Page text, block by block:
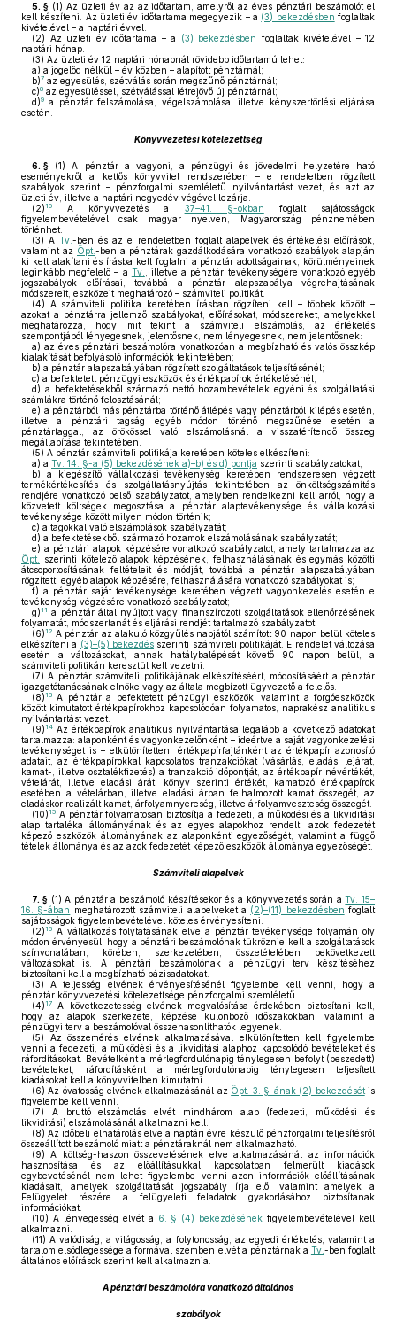
5. § (1) Az üzleti év az az időtartam, amelyről az éves pénztári beszámolót el
kell készíteni. Az üzleti év időtartama megegyezik – a (3) bekezdésben foglaltak
kivételével – a naptári évvel.
(2) Az üzleti év időtartama – a (3) bekezdésben foglaltak kivételével – 12
naptári hónap.
(3) Az üzleti év 12 naptári hónapnál rövidebb időtartamú lehet:
a) a jogelőd nélkül – év közben – alapított pénztárnál;
b)7 az egyesülés, szétválás során megszűnő pénztárnál;
c)8 az egyesüléssel, szétválással létrejövő új pénztárnál;
d)9 a pénztár felszámolása, végelszámolása, illetve kényszertörlési eljárása
esetén.
Könyvvezetési kötelezettség
6. § (1) A pénztár a vagyoni, a pénzügyi és jövedelmi helyzetére ható
eseményekről a kettős könyvvitel rendszerében – e rendeletben rögzített
szabályok szerint – pénzforgalmi szemléletű nyilvántartást vezet, és azt az
üzleti év, illetve a naptári negyedév végével lezárja.
(2) 10 A könyvvezetés a 37–41. §-okban foglalt sajátosságok
figyelembevételével csak magyar nyelven, Magyarország pénznemében
történhet.
(3) ATv.-ben és az e rendeletben foglalt alapelvek és értékelési előírások,
valamint az Öpt. -ben a pénztárak gazdálkodására vonatkozó szabályok alapján
ki kell alakítani és írásba kell foglalni a pénztár adottságainak, körülményeinek
leginkább megfelelő – a Tv.
, illetve a pénztár tevékenységére vonatkozó egyéb
jogszabályok előírásai, továbbá a pénztár alapszabálya végrehajtásának
módszereit, eszközeit meghatározó – számviteli politikát.
(4) A számviteli politika keretében írásban rögzíteni kell – többek között –
azokat a pénztárra jellemző szabályokat, előírásokat, módszereket, amelyekkel
meghatározza, hogy mit tekint a számviteli elszámolás, az értékelés
szempontjából lényegesnek, jelentősnek, nem lényegesnek, nem jelentősnek:
a) az éves pénztári beszámolóra vonatkozóan a megbízható és valós összkép
kialakítását befolyásoló információk tekintetében;
b) a pénztár alapszabályában rögzített szolgáltatások teljesítésénél;
c) a befektetett pénzügyi eszközök és értékpapírok értékelésénél;
d) a befektetésekből származó nettó hozambevételek egyéni és szolgáltatási
számlákra történő felosztásánál;
e) a pénztárból más pénztárba történő átlépés vagy pénztárból kilépés esetén,
illetve a pénztári tagság egyéb módon történő megszűnése esetén a
pénztártaggal, az örökössel való elszámolásnál a visszatérítendő összeg
megállapítása tekintetében.
(5) A pénztár számviteli politikája keretében köteles elkészíteni:
a) a Tv. 14. §-a (5) bekezdésének a)–b) és d) pontja szerinti szabályzatokat;
b) a kiegészítő vállalkozási tevékenység keretében rendszeresen végzett
termékértékesítés és szolgáltatásnyújtás tekintetében az önköltségszámítás
rendjére vonatkozó belső szabályzatot, amelyben rendelkezni kell arról, hogy a
közvetett költségek megosztása a pénztár alaptevékenysége és vállalkozási
tevékenysége között milyen módon történik;
c) a tagokkal való elszámolások szabályzatát;
d) a befektetésekből származó hozamok elszámolásának szabályzatát;
e) a pénztári alapok képzésére vonatkozó szabályzatot, amely tartalmazza az
Öpt.
szerinti kötelező alapok képzésének, felhasználásának és egymás közötti
átcsoportosításának feltételeit és módját, továbbá a pénztár alapszabályában
rögzített, egyéb alapok képzésére, felhasználására vonatkozó szabályokat is;
f) a pénztár saját tevékenysége keretében végzett vagyonkezelés esetén e
tevékenység végzésére vonatkozó szabályzatot;
g) 11 a pénztár által nyújtott vagy finanszírozott szolgáltatások ellenőrzésének
folyamatát, módszertanát és eljárási rendjét tartalmazó szabályzatot.
(6) 12 A pénztár az alakuló közgyűlés napjától számított 90 napon belül köteles
elkészíteni a (3)–(5) bekezdés szerinti számviteli politikáját. E rendelet változása
esetén a változásokat, annak hatálybalépését követő 90 napon belül, a
számviteli politikán keresztül kell vezetni.
(7) A pénztár számviteli politikájának elkészítéséért, módosításáért a pénztár
igazgatótanácsának elnöke vagy az általa megbízott ügyvezető a felelős.
(8) 13 A pénztár a befektetett pénzügyi eszközök, valamint a forgóeszközök
között kimutatott értékpapírokhoz kapcsolódóan folyamatos, naprakész analitikus
nyilvántartást vezet.
(9) 14 Az értékpapírok analitikus nyilvántartása legalább a következő adatokat
tartalmazza: alaponként és vagyonkezelőnként – ideértve a saját vagyonkezelési
tevékenységet is – elkülönítetten, értékpapírfajtánként az értékpapír azonosító
adatait, az értékpapírokkal kapcsolatos tranzakciókat (vásárlás, eladás, lejárat,
kamat-, illetve osztalékfizetés) a tranzakció időpontját, az értékpapír névértékét,
vételárát, illetve eladási árát, könyv szerinti értékét, kamatozó értékpapírok
esetében a vételárban, illetve eladási árban felhalmozott kamat összegét, az
eladáskor realizált kamat, árfolyamnyereség, illetve árfolyamveszteség összegét.
(10) 15 A pénztár folyamatosan biztosítja a fedezeti, a működési és a likviditási
alap tartaléka állományának és az egyes alapokhoz rendelt, azok fedezetét
képező eszközök állományának az alaponkénti egyezőségét, valamint a függő
tételek állománya és az azok fedezetét képező eszközök állománya egyezőségét.
Számviteli alapelvek
7. § (1) A pénztár a beszámoló készítésekor és a könyvvezetés során aTv. 15–
16. §-ában meghatározott számviteli alapelveket a (2)–(11) bekezdésben foglalt
sajátosságok figyelembevételével köteles érvényesíteni.
(2) 16 A vállalkozás folytatásának elve a pénztár tevékenysége folyamán oly
módon érvényesül, hogy a pénztári beszámolónak tükröznie kell a szolgáltatások
színvonalában, körében, szerkezetében, összetételében bekövetkezett
változásokat is. A pénztári beszámolónak a pénzügyi terv készítéséhez
biztosítani kell a megbízható bázisadatokat.
(3) A teljesség elvének érvényesítésénél figyelembe kell venni, hogy a
pénztár könyvvezetési kötelezettsége pénzforgalmi szemléletű.
(4) 17
A következetesség elvének megvalósítása érdekében biztosítani kell,
hogy az alapok szerkezete, képzése különböző időszakokban, valamint a
pénzügyi terv a beszámolóval összehasonlíthatók legyenek.
(5) Az összemérés elvének alkalmazásával elkülönítetten kell figyelembe
venni a fedezeti, a működési és a likviditási alaphoz kapcsolódó bevételeket és
ráfordításokat. Bevételként a mérlegfordulónapig ténylegesen befolyt (beszedett)
bevételeket, ráfordításként a mérlegfordulónapig ténylegesen teljesített
kiadásokat kell a könyvvitelben kimutatni.
(6) Az óvatosság elvének alkalmazásánál az Öpt. 3. §-ának (2) bekezdésétis
figyelembe kell venni.
(7) A bruttó elszámolás elvét mindhárom alap (fedezeti, működési és
likviditási) elszámolásánál alkalmazni kell.
(8) Az időbeli elhatárolás elve a naptári évre készülő pénzforgalmi teljesítésről
összeállított beszámoló miatt a pénztáraknál nem alkalmazható.
(9) A költség-haszon összevetésének elve alkalmazásánál az információk
hasznosítása és az előállításukkal kapcsolatban felmerült kiadások
egybevetésénél nem lehet figyelembe venni azon információk előállításának
kiadásait, amelyek szolgáltatását jogszabály írja elő, valamint amelyek a
Felügyelet részére a felügyeleti feladatok gyakorlásához biztosítanak
információkat.
(10) A lényegesség elvét a 6. § (4) bekezdésének figyelembevételével kell
alkalmazni.
(11) A valódiság, a világosság, a folytonosság, az egyedi értékelés, valamint a
tartalom elsődlegessége a formával szemben elvét a pénztárnak a Tv. -ben foglalt
általános előírások szerint kell alkalmaznia.
A pénztári beszámolóra vonatkozó általános
szabályok